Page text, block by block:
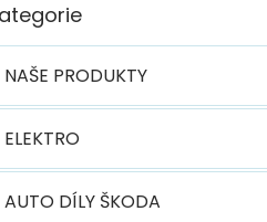
NAŠE PRODUKTY
ELEKTRO
AUTO DÍLY ŠKODA